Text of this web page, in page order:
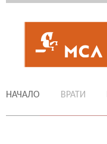
НАЧАЛО ВРАТИ